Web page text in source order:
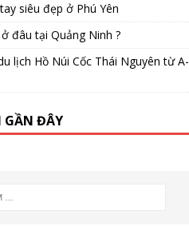
siêu đẹp ở Phú Yên
đâu tại Quảng Ninh ?
lịch Hồ Núi Cốc Thái Nguyên từ A-
GẦN ĐÂY